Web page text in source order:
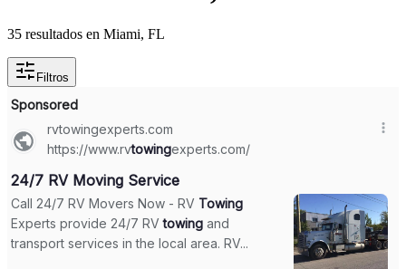
35 resultados en Miami, FL
Filtros